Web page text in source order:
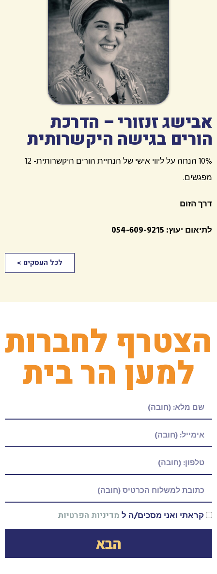
אבישג זנזורי – הדרכת
הורים בגישה היקשרותית
10% הנחה על ליווי אישי של הנחיית הורים היקשרותית- 12
מפגשים.
דרך הזום
לתיאום יעוץ: 054-609-9215
לכל העסקים >
הצטרף לחברות
למען הר בית
קראתי ואני מסכים/ה ל מדיניות הפרטיות
הבא